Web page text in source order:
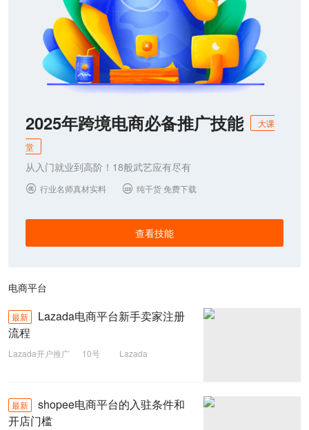
2025年跨境电商必备推广技能
大课
堂
从入门就业到高阶！18般武艺应有尽有
 行业名师真材实料  纯干货 免费下载
查看技能
电商平台
最新
Lazada电商平台新手卖家注册
流程
Lazada开户推广 10号
Lazada
最新
shopee电商平台的入驻条件和
开店门槛